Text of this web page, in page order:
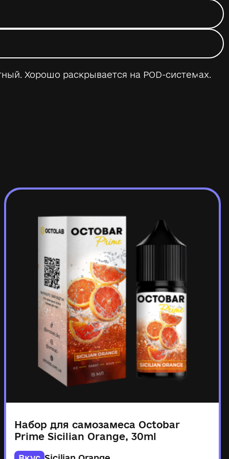
Хорошо раскрывается на POD-системах.
Набор для самозамеса Octobar
Prime Sicilian Orange, 30ml